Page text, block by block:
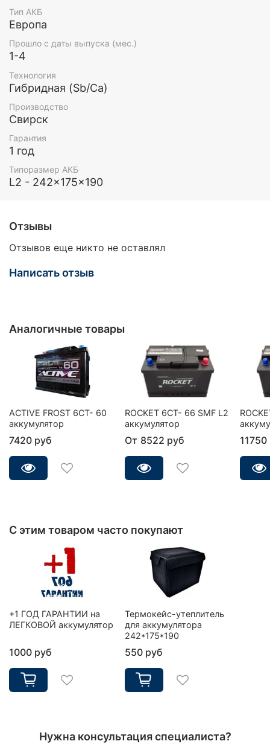
Тип АКБ
Европа
Прошло с даты выпуска (мес.)
1-4
Технология
Гибридная (Sb/Ca)
Производство
Свирск
Гарантия
1 год
Типоразмер АКБ
L2 - 242x175x190
Отзывы
Отзывов еще никто не оставлял
Написать отзыв
Аналогичные товары
ACTIVE FROST 6СТ- 60
аккумулятор
7420 руб
ROCKET 6CT- 66 SMF L2
аккумулятор
От 8522 руб
С этим товаром часто покупают
+1 ГОД ГАРАНТИИ на
ЛЕГКОВОЙ аккумулятор
1000 руб
Термокейс-утеплитель
для аккумулятора
242*175*190
550 руб
Нужна консультация специалиста?